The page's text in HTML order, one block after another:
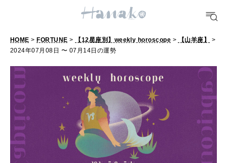
POPULAR TAGS
10 CATEGORIES
FOOD
おいしい
TRAVEL
どこ行く？
HOME > FORTUNE > 【12星座別】weekly horoscope > 【山羊座】
>
2024年07月08日 〜 07月14日の運勢